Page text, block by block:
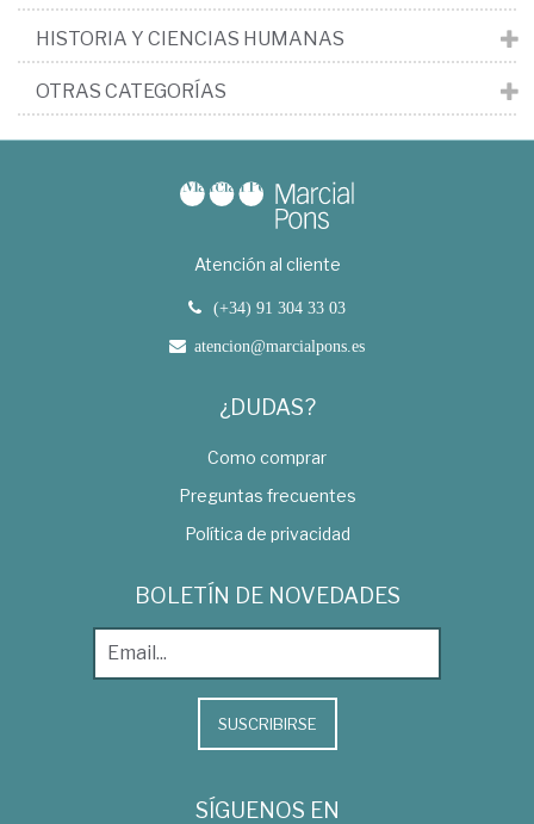
HISTORIA Y CIENCIAS HUMANAS
OTRAS CATEGORÍAS
Atención al cliente
(+34) 91 304 33 03
atencion@marcialpons.es
¿DUDAS?
Como comprar
Preguntas frecuentes
Política de privacidad
BOLETÍN DE NOVEDADES
SUSCRIBIRSE
SÍGUENOS EN